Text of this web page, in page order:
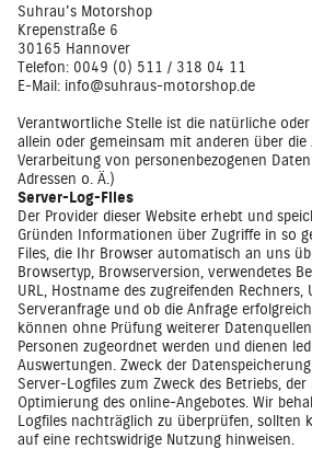
Suhrau's Motorshop
Krepenstraße 6
30165 Hannover
Telefon: 0049 (0) 511 / 318 04 11
E-Mail: info@suhraus-motorshop.de
Verantwortliche Stelle ist die natürliche
allein oder gemeinsam mit anderen über
Verarbeitung von personenbezogenen
Adressen o. Ä.)
Server-Log-Files
Der Provider dieser Website erhebt und
Gründen Informationen über Zugriffe in so
Files, die Ihr Browser automatisch an uns
Browsertyp, Browserversion, verwendetes
URL, Hostname des zugreifenden Rechners,
Serveranfrage und ob die Anfrage
können ohne Prüfung weiterer
Personen zugeordnet werden und dienen
Auswertungen. Zweck der
Server-Logfiles zum Zweck des Betriebs,
Optimierung des online-Angebotes. Wir
Logfiles nachträglich zu überprüfen, sollten
auf eine rechtswidrige Nutzung hinweisen.